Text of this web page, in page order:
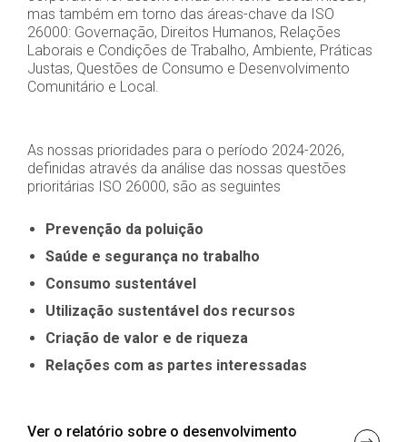
mas também em torno das áreas-chave da ISO
26000: Governação, Direitos Humanos, Relações
Laborais e Condições de Trabalho, Ambiente, Práticas
Justas, Questões de Consumo e Desenvolvimento
Comunitário e Local.
As nossas prioridades para o período 2024-2026,
definidas através da análise das nossas questões
prioritárias ISO 26000, são as seguintes
Prevenção da poluição
Saúde e segurança no trabalho
Consumo sustentável
Utilização sustentável dos recursos
Criação de valor e de riqueza
Relações com as partes interessadas
Ver o relatório sobre o desenvolvimento